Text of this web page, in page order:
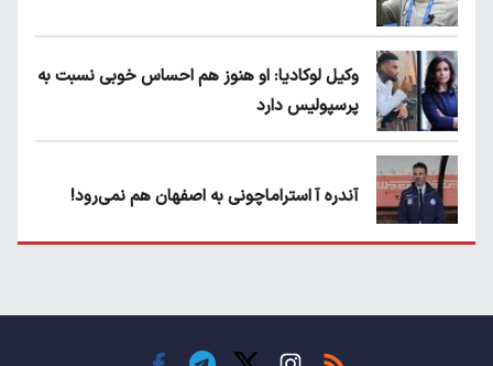
وکیل لوکادیا: او هنوز هم احساس خوبی نسبت به
پرسپولیس دارد
آندره آ استراماچونی به اصفهان هم نمی‌رود!
حسن روی هوا!